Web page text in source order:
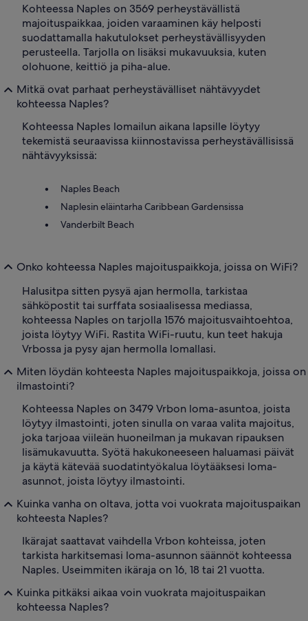
Kohteessa Naples on 3569 perheystävällistä
majoituspaikkaa, joiden varaaminen käy helposti
suodattamalla hakutulokset perheystävällisyyden
perusteella. Tarjolla on lisäksi mukavuuksia, kuten
olohuone, keittiö ja piha-alue.
Mitkä ovat parhaat perheystävälliset nähtävyydet
kohteessa Naples?
Kohteessa Naples lomailun aikana lapsille löytyy
tekemistä seuraavissa kiinnostavissa perheystävällisissä
nähtävyyksissä:
Naples Beach
Naplesin eläintarha Caribbean Gardensissa
Vanderbilt Beach
Onko kohteessa Naples majoituspaikkoja, joissa on WiFi?
Halusitpa sitten pysyä ajan hermolla, tarkistaa
sähköpostit tai surffata sosiaalisessa mediassa,
kohteessa Naples on tarjolla 1576 majoitusvaihtoehtoa,
joista löytyy WiFi. Rastita WiFi-ruutu, kun teet hakuja
Vrbossa ja pysy ajan hermolla lomallasi.
Miten löydän kohteesta Naples majoituspaikkoja, joissa on
ilmastointi?
Kohteessa Naples on 3479 Vrbon loma-asuntoa, joista
löytyy ilmastointi, joten sinulla on varaa valita majoitus,
joka tarjoaa viileän huoneilman ja mukavan ripauksen
lisämukavuutta. Syötä hakukoneeseen haluamasi päivät
ja käytä kätevää suodatintyökalua löytääksesi loma-
asunnot, joista löytyy ilmastointi.
Kuinka vanha on oltava, jotta voi vuokrata majoituspaikan
kohteesta Naples?
Ikärajat saattavat vaihdella Vrbon kohteissa, joten
tarkista harkitsemasi loma-asunnon säännöt kohteessa
Naples. Useimmiten ikäraja on 16, 18 tai 21 vuotta.
Kuinka pitkäksi aikaa voin vuokrata majoituspaikan
kohteessa Naples?